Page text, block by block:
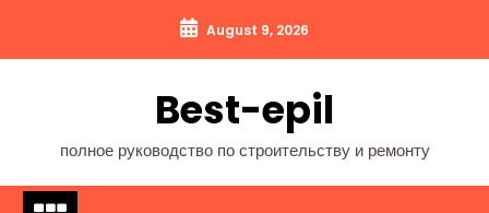
содержимому
August 9, 2026
Best-epil
полное руководство по строительству и ремонту